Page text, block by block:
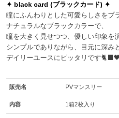
✦ black card (ブラックカード) ✦
瞳にふんわりとした可愛らしさをプ
ナチュラルなブラックカラーで、
瞳を大きく見せつつ、優しい印象を
シンプルでありながら、目元に深み
デイリーユースにピッタリです
販売名 PVマンスリー
内容 1箱2枚入り